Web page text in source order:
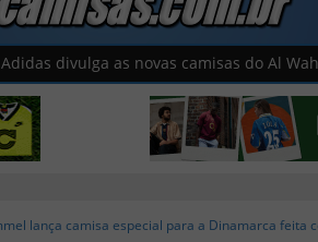
as novas camisas do Al Wahda
lança camisa especial para a Dinamarca feita